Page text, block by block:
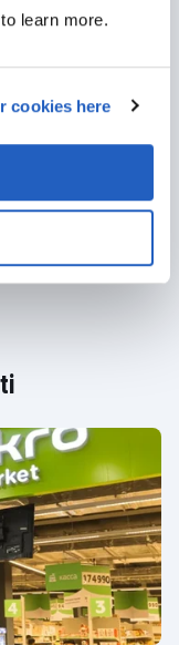
to learn more.
cookies here
a